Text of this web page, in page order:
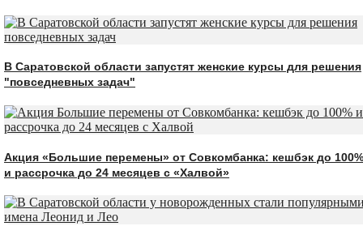
В Саратовской области запустят женские курсы для решения
"повседневных задач"
Акция «Большие перемены» от Совкомбанка: кешбэк до 100%
и рассрочка до 24 месяцев с «Халвой»